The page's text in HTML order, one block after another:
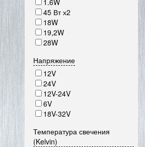
1.6W
45 Вт х2
18W
19,2W
28W
Напряжение
12V
24V
12V-24V
6V
18V-32V
Температура свечения
(Kelvin)